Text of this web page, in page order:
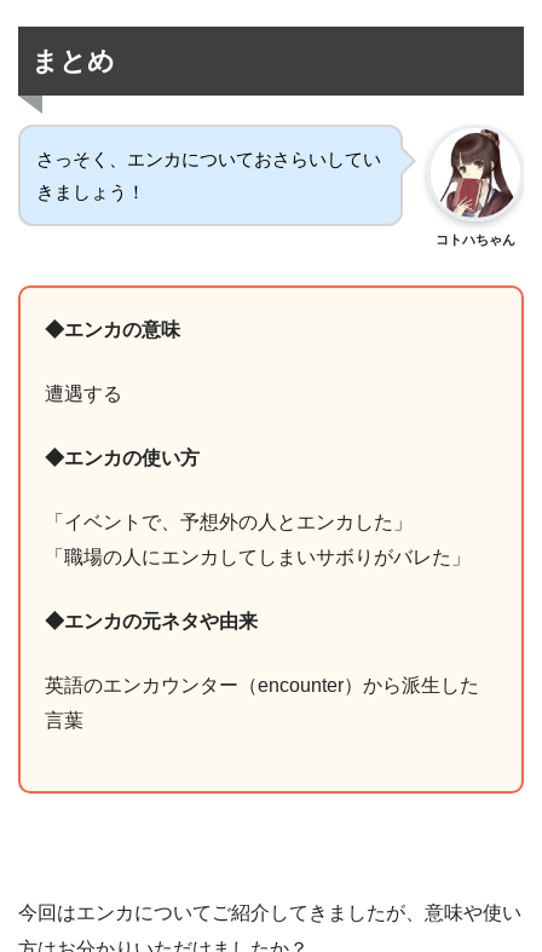
まとめ
さっそく、エンカについておさらいしてい
きましょう！
コトハちゃん
◆エンカの意味
遭遇する
◆エンカの使い方
「イベントで、予想外の人とエンカした」
「職場の人にエンカしてしまいサボりがバレた」
◆エンカの元ネタや由来
英語のエンカウンター（encounter）から派生した
言葉
今回はエンカについてご紹介してきましたが、意味や使い